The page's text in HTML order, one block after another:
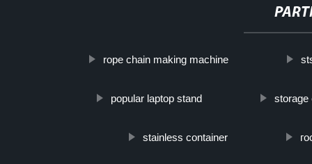
rope chain making machine
popular laptop stand storage
stainless container